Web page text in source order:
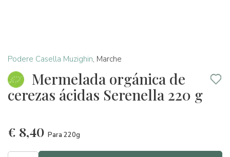
Podere Casella Muzighin, Marche
Mermelada orgánica de
cerezas ácidas Serenella 220 g
€ 8,40 Para 220g